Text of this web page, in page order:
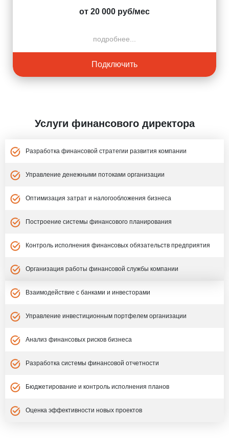
от 20 000 руб/мес
подробнее...
Подключить
Услуги финансового директора
Разработка финансовой стратегии развития компании
Управление денежными потоками организации
Оптимизация затрат и налогообложения бизнеса
Построение системы финансового планирования
Контроль исполнения финансовых обязательств предприятия
Организация работы финансовой службы компании
Взаимодействие с банками и инвесторами
Управление инвестиционным портфелем организации
Анализ финансовых рисков бизнеса
Разработка системы финансовой отчетности
Бюджетирование и контроль исполнения планов
Оценка эффективности новых проектов